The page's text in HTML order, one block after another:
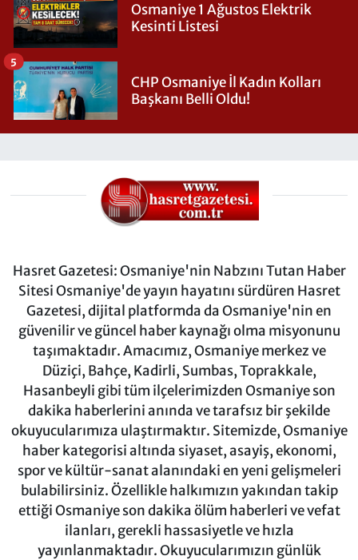
Osmaniye 1 Ağustos Elektrik
Kesinti Listesi
CHP Osmaniye İl Kadın Kolları
Başkanı Belli Oldu!
5
Hasret Gazetesi: Osmaniye'nin Nabzını Tutan Haber
Sitesi Osmaniye'de yayın hayatını sürdüren Hasret
Gazetesi, dijital platformda da Osmaniye'nin en
güvenilir ve güncel haber kaynağı olma misyonunu
taşımaktadır. Amacımız, Osmaniye merkez ve
Düziçi, Bahçe, Kadirli, Sumbas, Toprakkale,
Hasanbeyli gibi tüm ilçelerimizden Osmaniye son
dakika haberlerini anında ve tarafsız bir şekilde
okuyucularımıza ulaştırmaktır. Sitemizde, Osmaniye
haber kategorisi altında siyaset, asayiş, ekonomi,
spor ve kültür-sanat alanındaki en yeni gelişmeleri
bulabilirsiniz. Özellikle halkımızın yakından takip
ettiği Osmaniye son dakika ölüm haberleri ve vefat
ilanları, gerekli hassasiyetle ve hızla
yayınlanmaktadır. Okuyucularımızın günlük